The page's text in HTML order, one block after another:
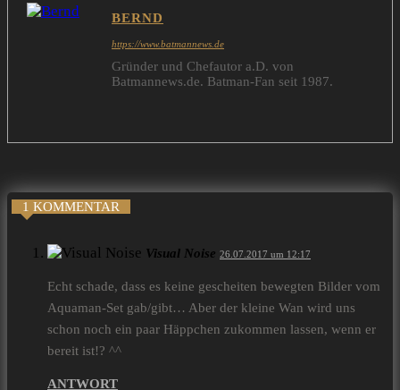
BERND
https://www.batmannews.de
Gründer und Chefautor a.D. von
Batmannews.de. Batman-Fan seit 1987.
1 KOMMENTAR
Visual Noise 26.07.2017 um 12:17
Echt schade, dass es keine gescheiten bewegten Bilder vom
Aquaman-Set gab/gibt… Aber der kleine Wan wird uns
schon noch ein paar Häppchen zukommen lassen, wenn er
bereit ist!? ^^
ANTWORT